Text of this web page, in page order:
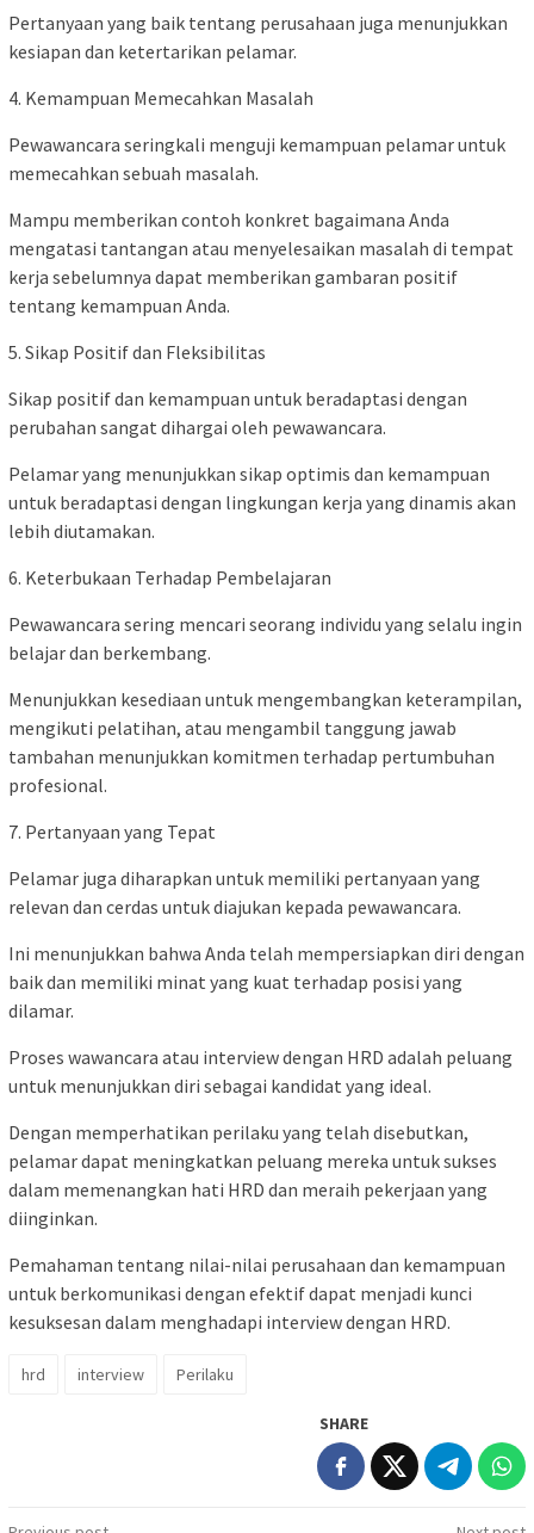
Pertanyaan yang baik tentang perusahaan juga menunjukkan
kesiapan dan ketertarikan pelamar.
4. Kemampuan Memecahkan Masalah
Pewawancara seringkali menguji kemampuan pelamar untuk
memecahkan sebuah masalah.
Mampu memberikan contoh konkret bagaimana Anda
mengatasi tantangan atau menyelesaikan masalah di tempat
kerja sebelumnya dapat memberikan gambaran positif
tentang kemampuan Anda.
5. Sikap Positif dan Fleksibilitas
Sikap positif dan kemampuan untuk beradaptasi dengan
perubahan sangat dihargai oleh pewawancara.
Pelamar yang menunjukkan sikap optimis dan kemampuan
untuk beradaptasi dengan lingkungan kerja yang dinamis akan
lebih diutamakan.
6. Keterbukaan Terhadap Pembelajaran
Pewawancara sering mencari seorang individu yang selalu ingin
belajar dan berkembang.
Menunjukkan kesediaan untuk mengembangkan keterampilan,
mengikuti pelatihan, atau mengambil tanggung jawab
tambahan menunjukkan komitmen terhadap pertumbuhan
profesional.
7. Pertanyaan yang Tepat
Pelamar juga diharapkan untuk memiliki pertanyaan yang
relevan dan cerdas untuk diajukan kepada pewawancara.
Ini menunjukkan bahwa Anda telah mempersiapkan diri dengan
baik dan memiliki minat yang kuat terhadap posisi yang
dilamar.
Proses wawancara atau interview dengan HRD adalah peluang
untuk menunjukkan diri sebagai kandidat yang ideal.
Dengan memperhatikan perilaku yang telah disebutkan,
pelamar dapat meningkatkan peluang mereka untuk sukses
dalam memenangkan hati HRD dan meraih pekerjaan yang
diinginkan.
Pemahaman tentang nilai-nilai perusahaan dan kemampuan
untuk berkomunikasi dengan efektif dapat menjadi kunci
kesuksesan dalam menghadapi interview dengan HRD.
hrd interview Perilaku
SHARE